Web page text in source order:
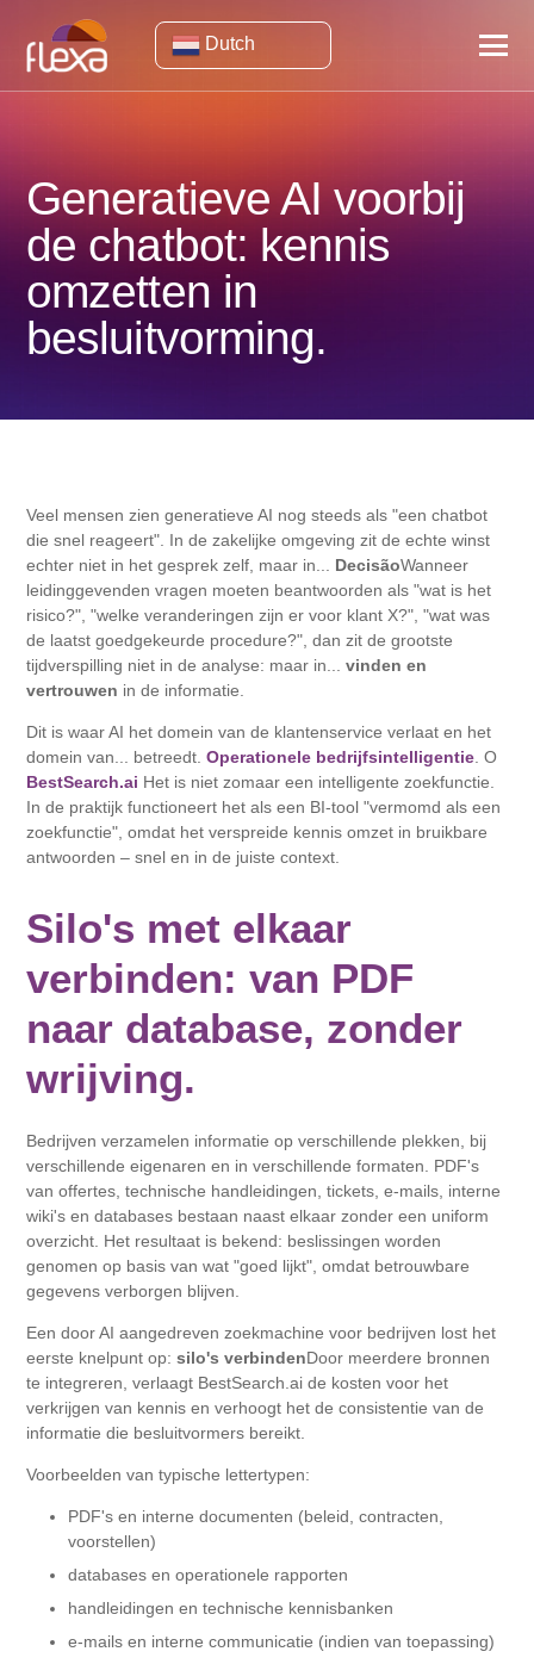
Dutch
Generatieve AI voorbij
de chatbot: kennis
omzetten in
besluitvorming.
Veel mensen zien generatieve AI nog steeds als "een chatbot
die snel reageert". In de zakelijke omgeving zit de echte winst
echter niet in het gesprek zelf, maar in... DecisãoWanneer
leidinggevenden vragen moeten beantwoorden als "wat is het
risico?", "welke veranderingen zijn er voor klant X?", "wat was
de laatst goedgekeurde procedure?", dan zit de grootste
tijdverspilling niet in de analyse: maar in...vinden en
vertrouwen in de informatie.
Dit is waar AI het domein van de klantenservice verlaat en het
domein van... betreedt.Operationele bedrijfsintelligentie . O
BestSearch.ai Het is niet zomaar een intelligente zoekfunctie.
In de praktijk functioneert het als een BI-tool "vermomd als een
zoekfunctie", omdat het verspreide kennis omzet in bruikbare
antwoorden – snel en in de juiste context.
Silo's met elkaar
verbinden: van PDF
naar database, zonder
wrijving.
Bedrijven verzamelen informatie op verschillende plekken, bij
verschillende eigenaren en in verschillende formaten. PDF's
van offertes, technische handleidingen, tickets, e-mails, interne
wiki's en databases bestaan ​​naast elkaar zonder een uniform
overzicht. Het resultaat is bekend: beslissingen worden
genomen op basis van wat "goed lijkt", omdat betrouwbare
gegevens verborgen blijven.
Een door AI aangedreven zoekmachine voor bedrijven lost het
eerste knelpunt op:silo's verbindenDoor meerdere bronnen
te integreren, verlaagt BestSearch.ai de kosten voor het
verkrijgen van kennis en verhoogt het de consistentie van de
informatie die besluitvormers bereikt.
Voorbeelden van typische lettertypen:
PDF's en interne documenten (beleid, contracten,
voorstellen)
databases en operationele rapporten
handleidingen en technische kennisbanken
e-mails en interne communicatie (indien van toepassing)